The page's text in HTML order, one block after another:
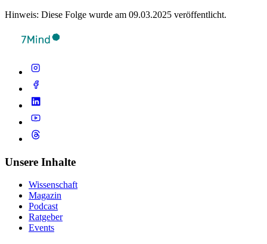
Hinweis: Diese Folge wurde am 09.03.2025 veröffentlicht.
Unsere Inhalte
Wissenschaft
Magazin
Podcast
Ratgeber
Events